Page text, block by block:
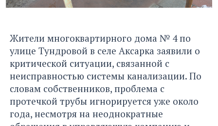
Жители многоквартирного дома № 4 по
улице Тундровой в селе Аксарка заявили о
критической ситуации, связанной с
неисправностью системы канализации. По
словам собственников, проблема с
протечкой трубы игнорируется уже около
года, несмотря на неоднократные